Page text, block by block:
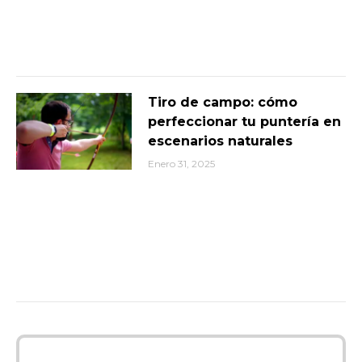
Tiro de campo: cómo
perfeccionar tu puntería en
escenarios naturales
Enero 31, 2025